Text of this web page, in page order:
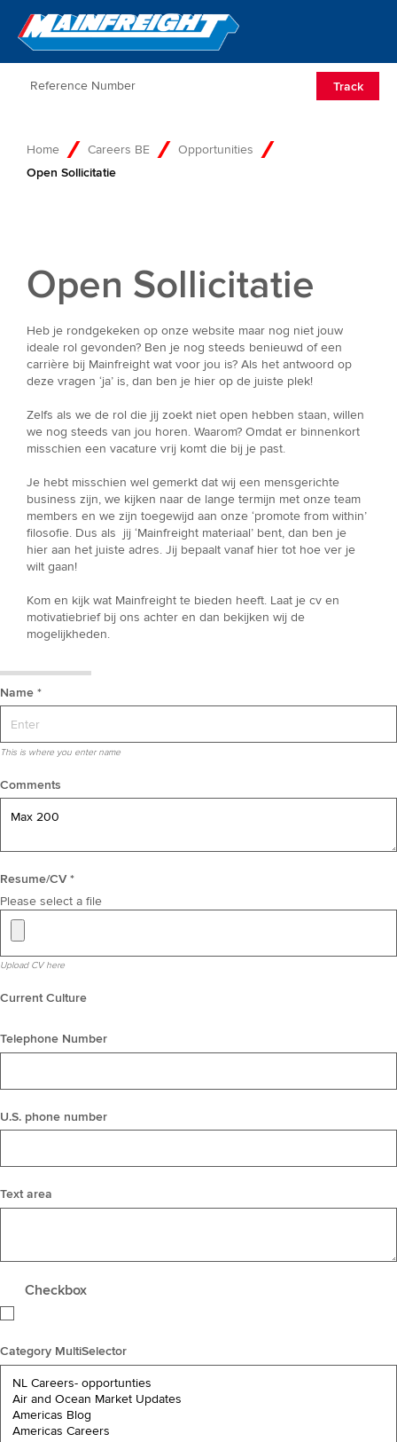
Go to Home
Track
Home Careers BE
Opportunities
Open Sollicitatie
Open Sollicitatie
Heb je rondgekeken op onze website maar nog niet jouw
ideale rol gevonden? Ben je nog steeds benieuwd of een
carrière bij Mainfreight wat voor jou is? Als het antwoord op
deze vragen ‘ja’ is, dan ben je hier op de juiste plek!
Zelfs als we de rol die jij zoekt niet open hebben staan, willen
we nog steeds van jou horen. Waarom? Omdat er binnenkort
misschien een vacature vrij komt die bij je past.
Je hebt misschien wel gemerkt dat wij een mensgerichte
business zijn, we kijken naar de lange termijn met onze team
members en we zijn toegewijd aan onze ‘promote from within’
filosofie. Dus als jij ‘Mainfreight materiaal’ bent, dan ben je
hier aan het juiste adres. Jij bepaalt vanaf hier tot hoe ver je
wilt gaan!
Kom en kijk wat Mainfreight te bieden heeft. Laat je cv en
motivatiebrief bij ons achter en dan bekijken wij de
mogelijkheden.
Name *
This is where you enter name
Comments
Resume/CV *
Please select a file
Upload CV here
Current Culture
Telephone Number
U.S. phone number
Text area
Checkbox
Category MultiSelector